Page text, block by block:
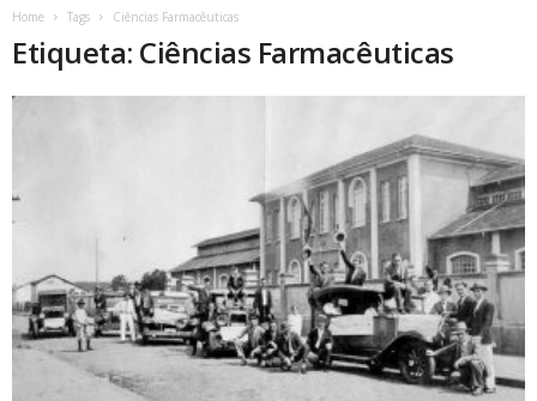
Home Tags Ciências Farmacêuticas
Etiqueta: Ciências Farmacêuticas